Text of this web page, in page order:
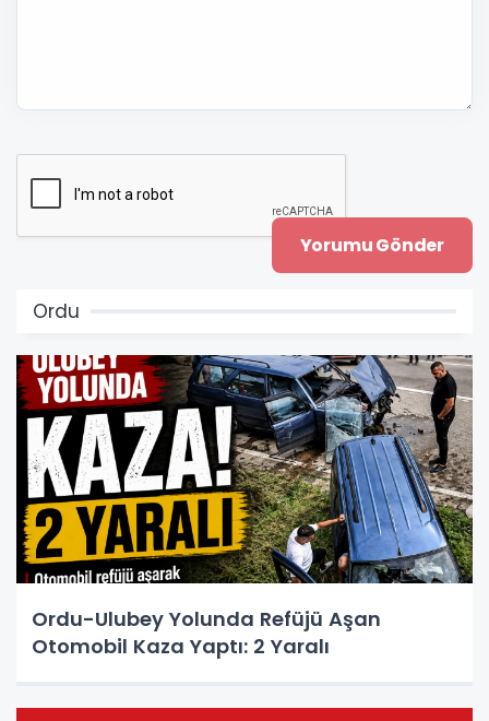
Ordu
Ordu-Ulubey Yolunda Refüjü Aşan
Otomobil Kaza Yaptı: 2 Yaralı